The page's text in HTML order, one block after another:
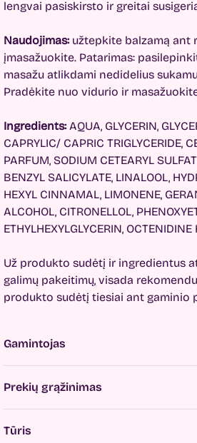
lengvai pasiskirsto ir greitai
Naudojimas:užtepkite balzamą ant
įmasažuokite. Patarimas:
masažu atlikdami nedidelius
Pradėkite nuo vidurio ir
Ingredients:AQUA, GLYCERIN,
CAPRYLIC/ CAPRIC TRIGLYCERIDE,
PARFUM, SODIUM CETEARYL
BENZYL SALICYLATE, LINALOOL,
HEXYL CINNAMAL, LIMONENE,
ALCOHOL, CITRONELLOL,
ETHYLHEXYLGLYCERIN,
Už produkto sudėtį ir ingredientus
galimų pakeitimų, visada
produkto sudėtį tiesiai ant gaminio
Gamintojas
Prekių grąžinimas
Tūris